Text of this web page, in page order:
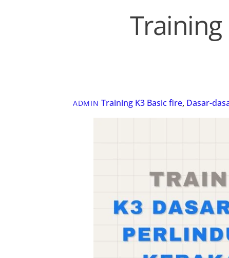
Training
ADMIN Training K3 Basic fire, Dasar-